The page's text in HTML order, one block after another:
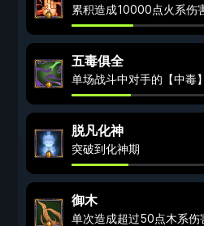
累积造成10000点火系伤
五毒俱全
单场战斗中对手的【中毒
脱凡化神
突破到化神期
御木
单次造成超过50点木系伤